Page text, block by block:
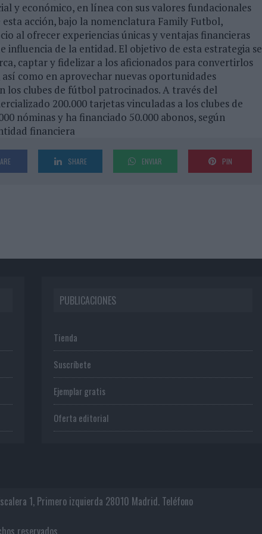
y económico, en línea con sus valores fundacionales
acción, bajo la nomenclatura Family Futbol,
al ofrecer experiencias únicas y ventajas financieras
influencia de la entidad. El objetivo de esta estrategia se
captar y fidelizar a los aficionados para convertirlos
como en aprovechar nuevas oportunidades
los clubes de fútbol patrocinados. A través del
200.000 tarjetas vinculadas a los clubes de
nóminas y ha financiado 50.000 abonos, según
financiera
SHARE ENVIAR PIN
PUBLICACIONES
Tienda
Suscríbete
Ejemplar gratis
Oferta editorial
1, Primero izquierda 28010 Madrid. Teléfono
reservados